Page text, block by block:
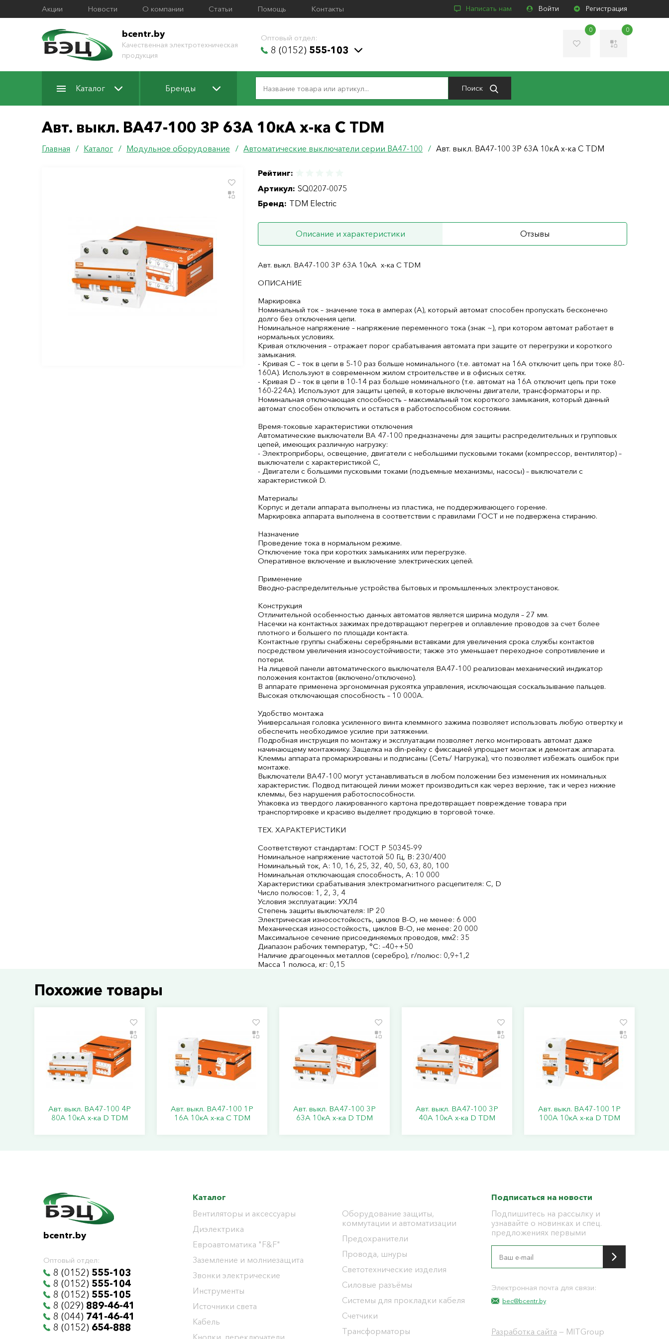
Акции Новости О компании Статьи Помощь Контакты Написать нам Войти Регистрация
bcentr.by
Качественная электротехническая
продукция
Оптовый отдел:
8 (0152) 555-103
0 0
Каталог Бренды Поиск
Авт. выкл. ВА47-100 3Р 63А 10кА х-ка С TDM
Главная / Каталог / Модульное оборудование / Автоматические выключатели серии ВА47-100 / Авт. выкл. ВА47-100 3Р 63А 10кА х-ка С TDM
Рейтинг:
Артикул: SQ0207-0075
Бренд: TDM Electric
Описание и характеристики Отзывы
Авт. выкл. ВА47-100 3Р 63А 10кА х-ка С TDM
ОПИСАНИЕ
Маркировка
Номинальный ток – значение тока в амперах (А), который автомат способен пропускать бесконечно
долго без отключения цепи.
Номинальное напряжение – напряжение переменного тока (знак ~), при котором автомат работает в
нормальных условиях.
Кривая отключения – отражает порог срабатывания автомата при защите от перегрузки и короткого
замыкания.
- Кривая С – ток в цепи в 5-10 раз больше номинального (т.е. автомат на 16А отключит цепь при токе 80-
160А). Используют в современном жилом строительстве и в офисных сетях.
- Кривая D – ток в цепи в 10-14 раз больше номинального (т.е. автомат на 16А отключит цепь при токе
160-224А). Используют для защиты цепей, в которые включены двигатели, трансформаторы и пр.
Номинальная отключающая способность – максимальный ток короткого замыкания, который данный
автомат способен отключить и остаться в работоспособном состоянии.
Время-токовые характеристики отключения
Автоматические выключатели ВА 47-100 предназначены для защиты распределительных и групповых
цепей, имеющих различную нагрузку:
- Электроприборы, освещение, двигатели с небольшими пусковыми токами (компрессор, вентилятор) –
выключатели с характеристикой C,
- Двигатели с большими пусковыми токами (подъемные механизмы, насосы) – выключатели с
характеристикой D.
Материалы
Корпус и детали аппарата выполнены из пластика, не поддерживающего горение.
Маркировка аппарата выполнена в соответствии с правилами ГОСТ и не подвержена стиранию.
Назначение
Проведение тока в нормальном режиме.
Отключение тока при коротких замыканиях или перегрузке.
Оперативное включение и выключение электрических цепей.
Применение
Вводно-распределительные устройства бытовых и промышленных электроустановок.
Конструкция
Отличительной особенностью данных автоматов является ширина модуля – 27 мм.
Насечки на контактных зажимах предотвращают перегрев и оплавление проводов за счет более
плотного и большего по площади контакта.
Контактные группы снабжены серебряными вставками для увеличения срока службы контактов
посредством увеличения износоустойчивости; также это уменьшает переходное сопротивление и
потери.
На лицевой панели автоматического выключателя ВА47-100 реализован механический индикатор
положения контактов (включено/отключено).
В аппарате применена эргономичная рукоятка управления, исключающая соскальзывание пальцев.
Высокая отключающая способность – 10 000А.
Удобство монтажа
Универсальная головка усиленного винта клеммного зажима позволяет использовать любую отвертку и
обеспечить необходимое усилие при затяжении.
Подробная инструкция по монтажу и эксплуатации позволяет легко монтировать автомат даже
начинающему монтажнику. Защелка на din-рейку с фиксацией упрощает монтаж и демонтаж аппарата.
Клеммы аппарата промаркированы и подписаны (Сеть/ Нагрузка), что позволяет избежать ошибок при
монтаже.
Выключатели ВА47-100 могут устанавливаться в любом положении без изменения их номинальных
характеристик. Подвод питающей линии может производиться как через верхние, так и через нижние
клеммы, без нарушения работоспособности.
Упаковка из твердого лакированного картона предотвращает повреждение товара при
транспортировке и красиво выделяет продукцию в торговой точке.
ТЕХ. ХАРАКТЕРИСТИКИ
Соответствуют стандартам: ГОСТ Р 50345-99
Номинальное напряжение частотой 50 Гц, В: 230/400
Номинальный ток, А: 10, 16, 25, 32, 40, 50, 63, 80, 100
Номинальная отключающая способность, А: 10 000
Характеристики срабатывания электромагнитного расцепителя: C, D
Число полюсов: 1, 2, 3, 4
Условия эксплуатации: УХЛ4
Степень защиты выключателя: IP 20
Электрическая износостойкость, циклов В-О, не менее: 6 000
Механическая износостойкость, циклов В-О, не менее: 20 000
Максимальное сечение присоединяемых проводов, мм2: 35
Диапазон рабочих температур, °С: –40÷+50
Наличие драгоценных металлов (серебро), г/полюс: 0,9÷1,2
Масса 1 полюса, кг: 0,15
Похожие товары
Авт. выкл. ВА47-100 4Р
80А 10кА х-ка D TDM
Авт. выкл. ВА47-100 1Р
16А 10кА х-ка С TDM
Авт. выкл. ВА47-100 3Р
63А 10кА х-ка D TDM
Авт. выкл. ВА47-100 3Р
40А 10кА х-ка D TDM
Авт. выкл. ВА47-100 1Р
100А 10кА х-ка D TDМ
bcentr.by
Оптовый отдел:
8 (0152) 555-103
8 (0152) 555-104
8 (0152) 555-105
8 (029) 889-46-41
8 (044) 741-46-41
8 (0152) 654-888
Каталог
Вентиляторы и аксессуары
Диэлектрика
Евроавтоматика "F&F"
Заземление и молниезащита
Звонки электрические
Инструменты
Источники света
Кабель
Кнопки, переключатели,
Оборудование защиты,
коммутации и автоматизации
Предохранители
Провода, шнуры
Светотехнические изделия
Силовые разъёмы
Системы для прокладки кабеля
Счетчики
Трансформаторы
Подписаться на новости
Подпишитесь на рассылку и
узнавайте о новинках и спец.
предложениях первыми
Электронная почта для связи:
bec@bcentr.by
Разработка сайта — MITGroup